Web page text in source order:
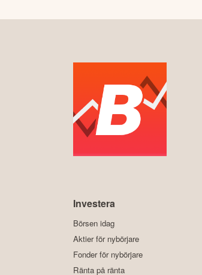
Investera
Börsen idag
Aktier för nybörjare
Fonder för nybörjare
Ränta på ränta